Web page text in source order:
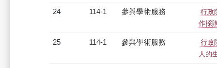
24 114-1 參與學術服務
行政
作採
25 114-1 參與學術服務
行政
人的